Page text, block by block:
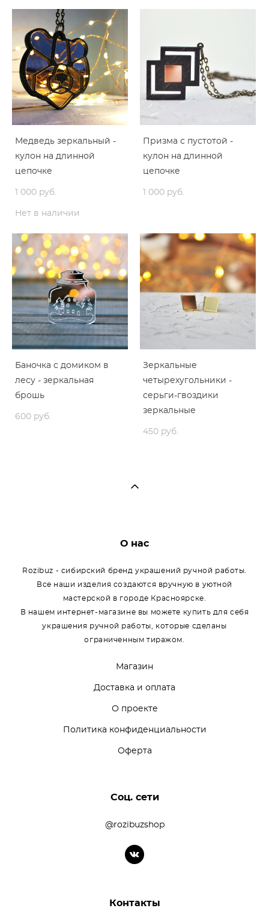
Медведь зеркальный -
кулон на длинной
цепочке
1 000 pуб.
Нет в наличии
Призма с пустотой -
кулон на длинной
цепочке
1 000 pуб.
Баночка с домиком в
лесу - зеркальная
брошь
600 pуб.
Зеркальные
четырехугольники -
серьги-гвоздики
зеркальные
450 pуб.
О нас
Rozibuz - сибирский бренд украшений ручной работы.
Все наши изделия создаются вручную в уютной
мастерской в городе Красноярске.
В нашем интернет-магазине вы можете купить для себя
украшения ручной работы, которые сделаны
ограниченным тиражом.
Магазин
Доставка и оплата
О проекте
Политика конфиденциальности
Оферта
Соц. сети
@rozibuzshop
Контакты